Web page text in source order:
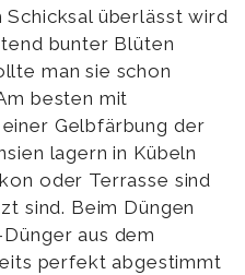
überlässt wird
bunter Blüten
man sie schon
besten mit
Gelbfärbung der
lagern in Kübeln
oder Terrasse sind
sind. Beim Düngen
aus dem
perfekt abgestimmt